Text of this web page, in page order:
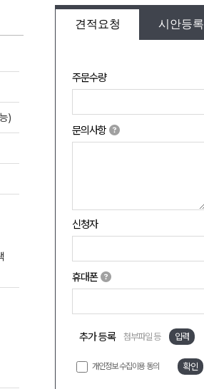
견적요청 시안등록
주문수량
문의사항
신청자
휴대폰
추가 등록 첨부파일 등 입력
개인정보 수집이용 동의 확인
)